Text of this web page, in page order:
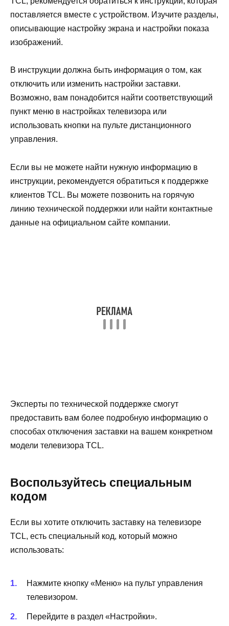
поставляется вместе с устройством. Изучите разделы,
описывающие настройку экрана и настройки показа
изображений.
В инструкции должна быть информация о том, как
отключить или изменить настройки заставки.
Возможно, вам понадобится найти соответствующий
пункт меню в настройках телевизора или
использовать кнопки на пульте дистанционного
управления.
Если вы не можете найти нужную информацию в
инструкции, рекомендуется обратиться к поддержке
клиентов TCL. Вы можете позвонить на горячую
линию технической поддержки или найти контактные
данные на официальном сайте компании.
Эксперты по технической поддержке смогут
предоставить вам более подробную информацию о
способах отключения заставки на вашем конкретном
модели телевизора TCL.
Воспользуйтесь специальным
кодом
Если вы хотите отключить заставку на телевизоре
TCL, есть специальный код, который можно
использовать:
Нажмите кнопку «Меню» на пульт управления
телевизором.
Перейдите в раздел «Настройки».